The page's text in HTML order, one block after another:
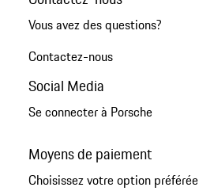
Vous avez des questions?
Contactez-nous
Social Media
Se connecter à Porsche
Moyens de paiement
Choisissez votre option préférée